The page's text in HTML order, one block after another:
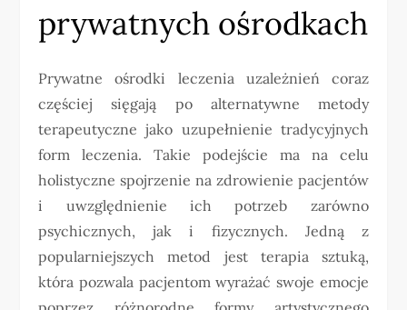
prywatnych ośrodkach
Prywatne ośrodki leczenia uzależnień coraz
częściej sięgają po alternatywne metody
terapeutyczne jako uzupełnienie tradycyjnych
form leczenia. Takie podejście ma na celu
holistyczne spojrzenie na zdrowienie pacjentów
i uwzględnienie ich potrzeb zarówno
psychicznych, jak i fizycznych. Jedną z
popularniejszych metod jest terapia sztuką,
która pozwala pacjentom wyrażać swoje emocje